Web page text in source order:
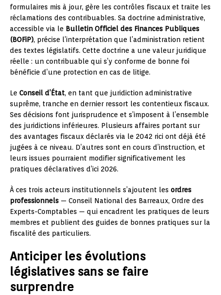
formulaires mis à jour, gère les contrôles fiscaux et traite les
réclamations des contribuables. Sa doctrine administrative,
accessible via le Bulletin Officiel des Finances Publiques
(BOFiP), précise l’interprétation que l’administration retient
des textes législatifs. Cette doctrine a une valeur juridique
réelle : un contribuable qui s’y conforme de bonne foi
bénéficie d’une protection en cas de litige.
Le Conseil d’État, en tant que juridiction administrative
suprême, tranche en dernier ressort les contentieux fiscaux.
Ses décisions font jurisprudence et s’imposent à l’ensemble
des juridictions inférieures. Plusieurs affaires portant sur
des avantages fiscaux déclarés via le 2042 rici ont déjà été
jugées à ce niveau. D’autres sont en cours d’instruction, et
leurs issues pourraient modifier significativement les
pratiques déclaratives d’ici 2026.
À ces trois acteurs institutionnels s’ajoutent les ordres
professionnels — Conseil National des Barreaux, Ordre des
Experts-Comptables — qui encadrent les pratiques de leurs
membres et publient des guides de bonnes pratiques sur la
fiscalité des particuliers.
Anticiper les évolutions
législatives sans se faire
surprendre